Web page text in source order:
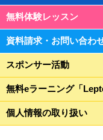
無料体験レッスン
資料請求・お問い合わ
スポンサー活動
無料eラーニング「
個人情報の取り扱い